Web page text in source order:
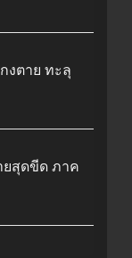
งตาย ทะลุ
ยสุดขีด ภาค